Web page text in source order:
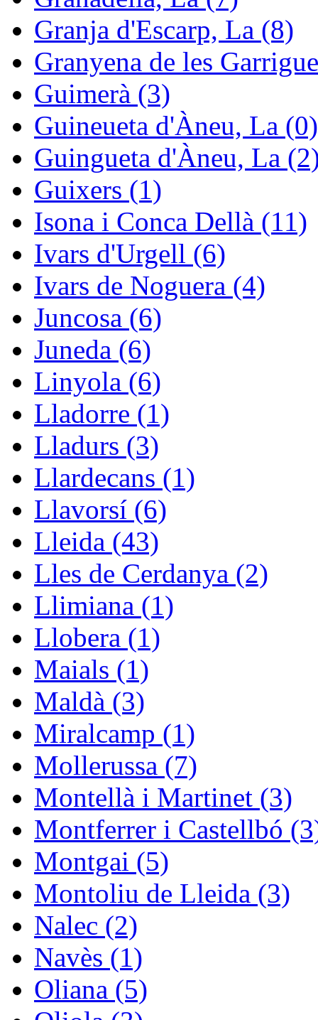
Granja d'Escarp, La (8)
Granyena de les
Guimerà (3)
Guineueta d'Àneu, La (0)
Guingueta d'Àneu, La
Guixers (1)
Isona i Conca Dellà (11)
Ivars d'Urgell (6)
Ivars de Noguera (4)
Juncosa (6)
Juneda (6)
Linyola (6)
Lladorre (1)
Lladurs (3)
Llardecans (1)
Llavorsí (6)
Lleida (43)
Lles de Cerdanya (2)
Llimiana (1)
Llobera (1)
Maials (1)
Maldà (3)
Miralcamp (1)
Mollerussa (7)
Montellà i Martinet (3)
Montferrer i Castellbó
Montgai (5)
Montoliu de Lleida (3)
Nalec (2)
Navès (1)
Oliana (5)